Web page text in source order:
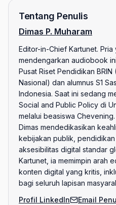
Tentang Penulis
Dimas P. Muharam
Editor-in-Chief Kartunet.
mendengarkan audiobook
Pusat Riset Pendidikan
Nasional) dan alumnus S1
Indonesia. Saat ini sedang
Social and Public Policy di
melalui beasiswa
Dimas mendedikasikan
kebijakan publik,
aksesibilitas digital standar
Kartunet, ia memimpin arah
konten digital yang kritis,
bagi seluruh lapisan
Profil LinkedIn
Email